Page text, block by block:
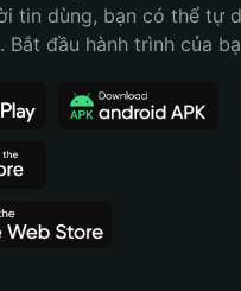
tin dùng, bạn có thể tự
Bắt đầu hành trình của